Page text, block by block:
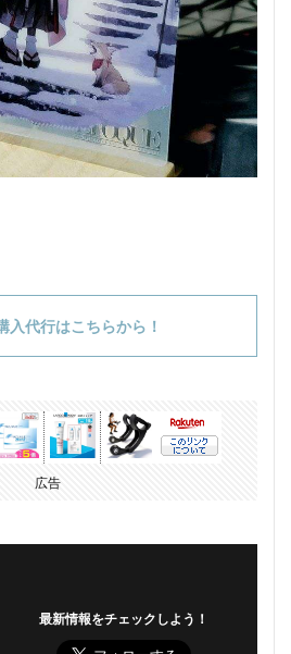
入代行はこちらから！
広告
最新情報をチェックしよう！